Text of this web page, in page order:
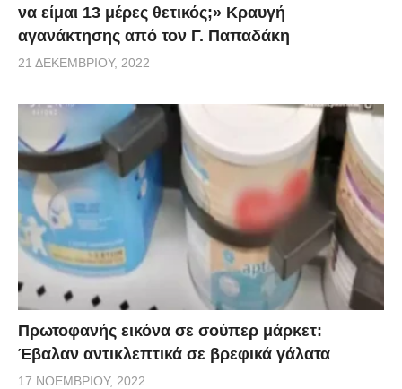
να είμαι 13 μέρες θετικός;» Κραυγή
αγανάκτησης από τον Γ. Παπαδάκη
21 ΔΕΚΕΜΒΡΊΟΥ, 2022
Πρωτοφανής εικόνα σε σούπερ μάρκετ:
Έβαλαν αντικλεπτικά σε βρεφικά γάλατα
17 ΝΟΕΜΒΡΊΟΥ, 2022